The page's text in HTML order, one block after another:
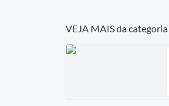
VEJA MAIS da categoria